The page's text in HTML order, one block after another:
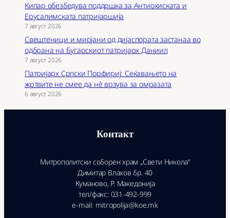
Кипар обезбедува поддршка за Антиохиската и
Ерусалимската патријаршија
7 август 2026
Свештеници и мирјани од дијаспората застанаа во
одбрана на Бугарскиот патријарх Даниил
7 август 2026
Патријарх Српски Порфириј: Сеќавањето на
жртвите не смее да нѐ врзува за омразата
6 август 2026
Контакт
Митрополитски соборен храм „Свети Никола“
Димитар Влахов бр. 40
Куманово, Р. Македонија
тел/факс: 031-492-999
e-mail: mitropolija@koe.mk